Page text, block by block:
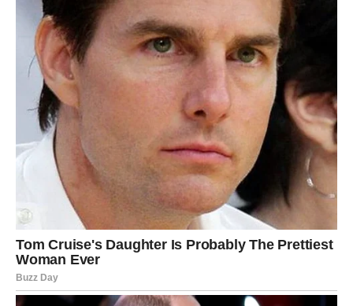
Ljubavni život ulazi u mnogo ljepši
period
Ako ste slobodni, nova sedmica mogla bi donijeti veoma
zanimljivo poznanstvo.